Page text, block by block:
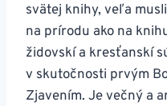
svätej knihy, veľa
na prírodu ako na
židovskí a kresťanskí
v skutočnosti prvým
Zjavením. Je večný a